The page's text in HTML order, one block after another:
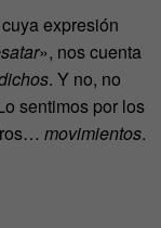
expresión
», nos cuenta
. Y no, no
sentimos por los
movimientos.